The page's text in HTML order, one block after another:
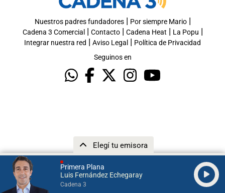
Primera Plana
Luis Fernández Echegaray
Cadena 3
Elegí tu emisora
Nuestros padres fundadores| Por siempre Mario|
Cadena 3 Comercial | Contacto| Cadena Heat | La Popu |
Integrar nuestra red | Aviso Legal | Política de Privacidad
Seguinos en